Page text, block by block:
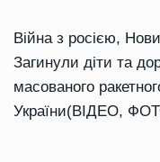
Війна з росією,
Загинули діти та
масованого
України(ВІДЕО,